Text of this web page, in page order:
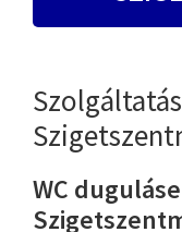
WC